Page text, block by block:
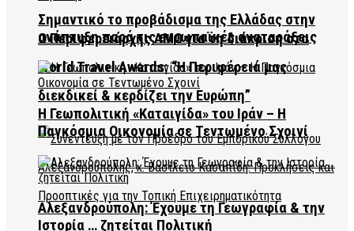
Ο Περιφερειάρχης ΑΜΘ για τη διάκριση στα
World Travel Awards: “Η Περιφέρειά μας
διεκδικεί & κερδίζει την Ευρώπη”
Σημαντικό το προβάδισμα της Ελλάδας στην
ανάπτυξη παρά τις ευρωπαϊκές αναταράξεις
Η Γεωπολιτική «Καταιγίδα» του Ιράν – Η
Παγκόσμια Οικονομία σε Τεντωμένο Σχοινί
Αλεξανδρούπολη: Έχουμε τη Γεωγραφία & την
Ιστορία … ζητείται Πολιτική